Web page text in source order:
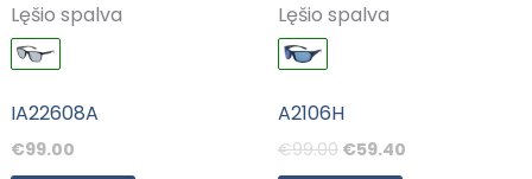
Lęšio spalva
IA22608A
€99.00
Lęšio spalva
A2106H
€99.00 €59.40